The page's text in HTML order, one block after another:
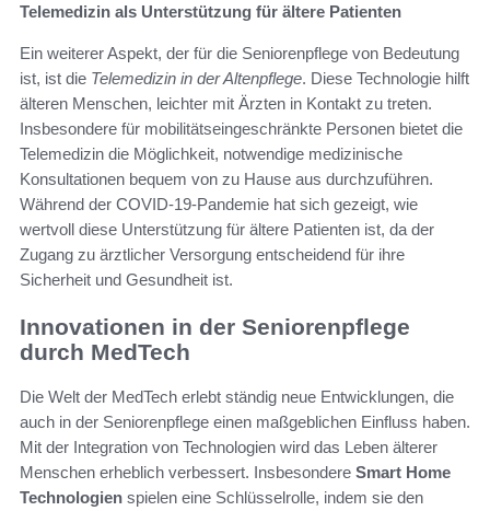
Telemedizin als Unterstützung für ältere Patienten
Ein weiterer Aspekt, der für die Seniorenpflege von Bedeutung
ist, ist die Telemedizin in der Altenpflege. Diese Technologie hilft
älteren Menschen, leichter mit Ärzten in Kontakt zu treten.
Insbesondere für mobilitätseingeschränkte Personen bietet die
Telemedizin die Möglichkeit, notwendige medizinische
Konsultationen bequem von zu Hause aus durchzuführen.
Während der COVID-19-Pandemie hat sich gezeigt, wie
wertvoll diese Unterstützung für ältere Patienten ist, da der
Zugang zu ärztlicher Versorgung entscheidend für ihre
Sicherheit und Gesundheit ist.
Innovationen in der Seniorenpflege
durch MedTech
Die Welt der MedTech erlebt ständig neue Entwicklungen, die
auch in der Seniorenpflege einen maßgeblichen Einfluss haben.
Mit der Integration von Technologien wird das Leben älterer
Menschen erheblich verbessert. Insbesondere Smart Home
Technologien spielen eine Schlüsselrolle, indem sie den